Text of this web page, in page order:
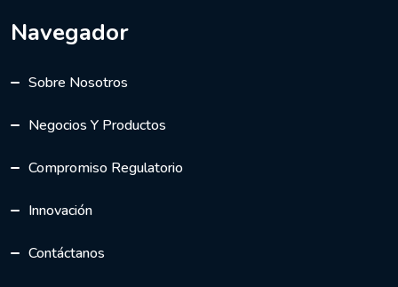
Navegador
Sobre Nosotros
Negocios Y Productos
Compromiso Regulatorio
Innovación
Contáctanos